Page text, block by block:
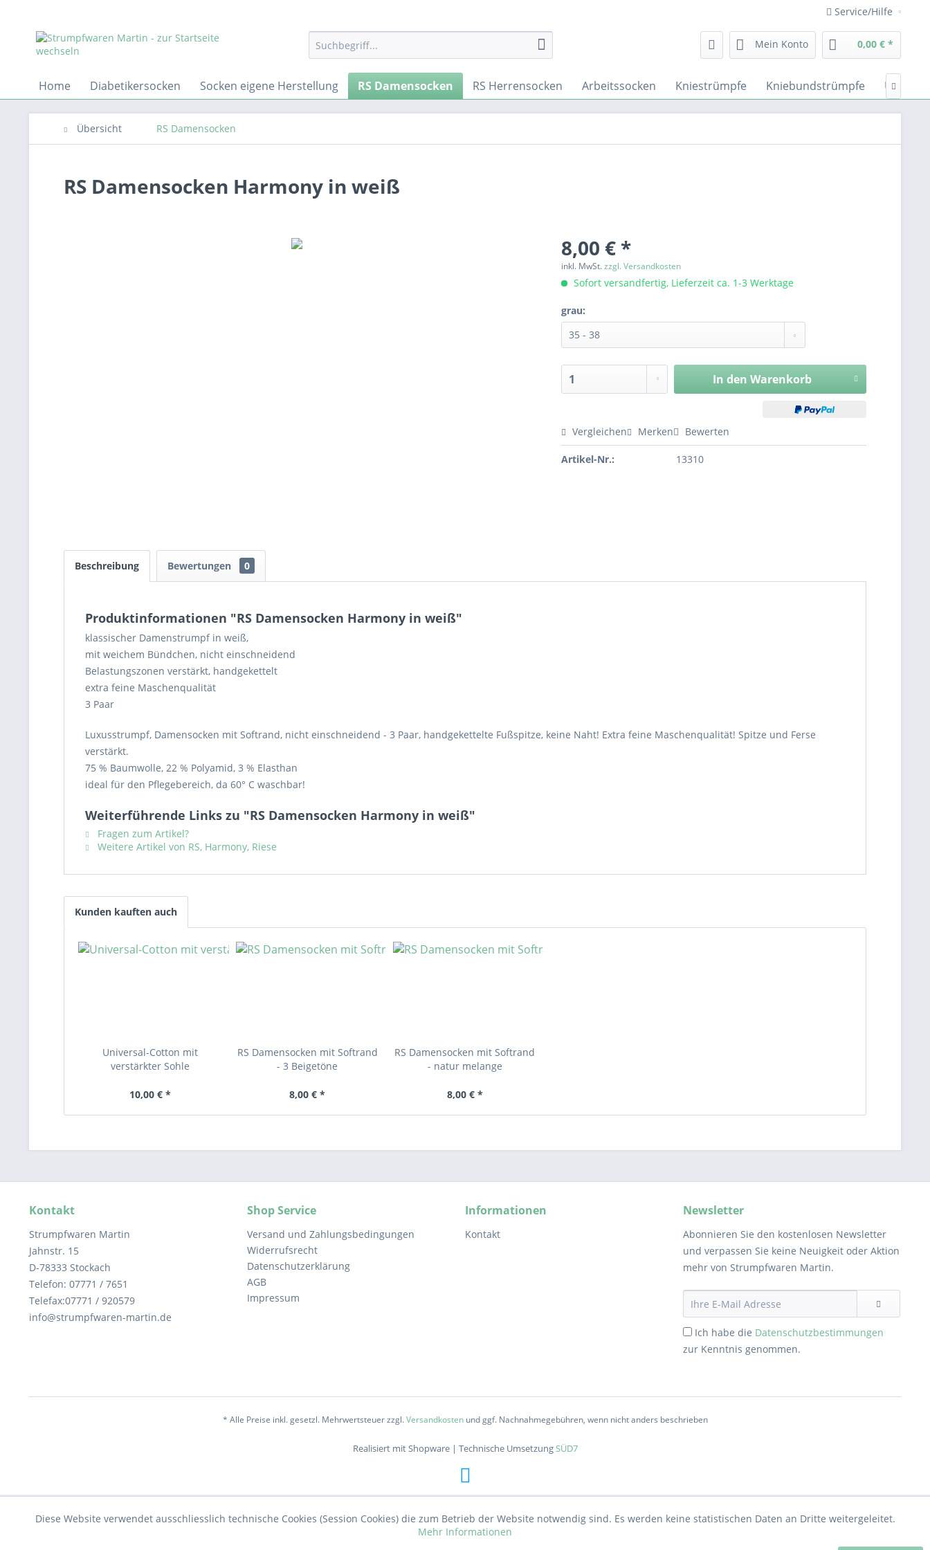
Service/Hilfe
Mein Konto 0,00 € *
Home Diabetikersocken Socken eigene Herstellung RS Damensocken RS Herrensocken Arbeitssocken Kniestrümpfe Kniebundstrümpfe 
Übersicht RS Damensocken
RS Damensocken Harmony in weiß
8,00 € *
inkl. MwSt.zzgl. Versandkosten
Sofort versandfertig, Lieferzeit ca. 1-3 Werktage
grau:
In den Warenkorb
Vergleichen Merken Bewerten
Artikel-Nr.: 13310
Beschreibung Bewertungen 0
Produktinformationen "RS Damensocken Harmony in weiß"
klassischer Damenstrumpf in weiß,
mit weichem Bündchen, nicht einschneidend
Belastungszonen verstärkt, handgekettelt
extra feine Maschenqualität
3 Paar
Luxusstrumpf, Damensocken mit Softrand, nicht einschneidend - 3 Paar, handgekettelte Fußspitze, keine Naht! Extra feine Maschenqualität! Spitze und Ferse
verstärkt.
75 % Baumwolle, 22 % Polyamid, 3 % Elasthan
ideal für den Pflegebereich, da 60° C waschbar!
Weiterführende Links zu "RS Damensocken Harmony in weiß"
Fragen zum Artikel?
Weitere Artikel von RS, Harmony, Riese
Kunden kauften auch
Universal-Cotton mit
verstärkter Sohle
10,00 € *
RS Damensocken mit Softrand
- 3 Beigetöne
8,00 € *
RS Damensocken mit Softrand
- natur melange
8,00 € *
Kontakt
Strumpfwaren Martin
Jahnstr. 15
D-78333 Stockach
Telefon: 07771 / 7651
Telefax:07771 / 920579
info@strumpfwaren-martin.de
Shop Service
Versand und Zahlungsbedingungen
Widerrufsrecht
Datenschutzerklärung
AGB
Impressum
Informationen
Kontakt
Newsletter
Abonnieren Sie den kostenlosen Newsletter
und verpassen Sie keine Neuigkeit oder Aktion
mehr von Strumpfwaren Martin.
Ich habe die Datenschutzbestimmungen
zur Kenntnis genommen.
* Alle Preise inkl. gesetzl. Mehrwertsteuer zzgl.Versandkostenund ggf. Nachnahmegebühren, wenn nicht anders beschrieben
Realisiert mit Shopware | Technische UmsetzungSÜD7
Diese Website verwendet ausschliesslich technische Cookies (Session Cookies) die zum Betrieb der Website notwendig sind. Es werden keine statistischen Daten an Dritte weitergeleitet.
Mehr Informationen